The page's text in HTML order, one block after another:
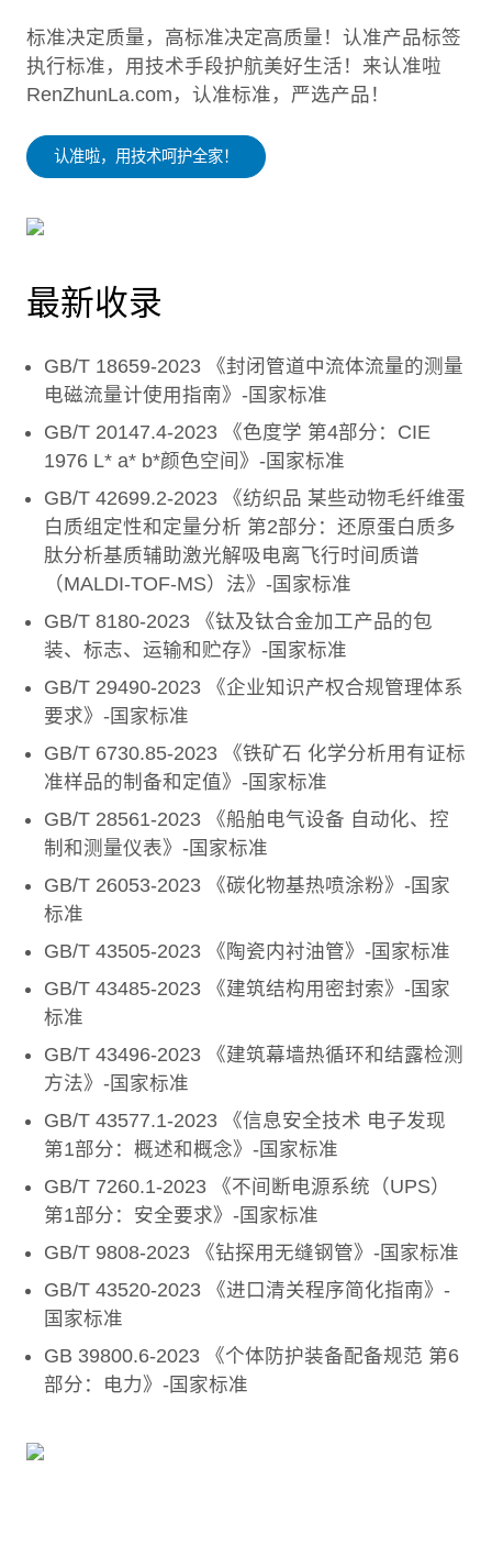
标准决定质量，高标准决定高质量！认准产品标签
执行标准，用技术手段护航美好生活！来认准啦
RenZhunLa.com，认准标准，严选产品！
认准啦，用技术呵护全家！
最新收录
GB/T 18659-2023 《封闭管道中流体流量的测量
电磁流量计使用指南》-国家标准
GB/T 20147.4-2023 《色度学 第4部分：CIE
1976 L* a* b*颜色空间》-国家标准
GB/T 42699.2-2023 《纺织品 某些动物毛纤维蛋
白质组定性和定量分析 第2部分：还原蛋白质多
肽分析基质辅助激光解吸电离飞行时间质谱
（MALDI-TOF-MS）法》-国家标准
GB/T 8180-2023 《钛及钛合金加工产品的包
装、标志、运输和贮存》-国家标准
GB/T 29490-2023 《企业知识产权合规管理体系
要求》-国家标准
GB/T 6730.85-2023 《铁矿石 化学分析用有证标
准样品的制备和定值》-国家标准
GB/T 28561-2023 《船舶电气设备 自动化、控
制和测量仪表》-国家标准
GB/T 26053-2023 《碳化物基热喷涂粉》-国家
标准
GB/T 43505-2023 《陶瓷内衬油管》-国家标准
GB/T 43485-2023 《建筑结构用密封索》-国家
标准
GB/T 43496-2023 《建筑幕墙热循环和结露检测
方法》-国家标准
GB/T 43577.1-2023 《信息安全技术 电子发现
第1部分：概述和概念》-国家标准
GB/T 7260.1-2023 《不间断电源系统（UPS）
第1部分：安全要求》-国家标准
GB/T 9808-2023 《钻探用无缝钢管》-国家标准
GB/T 43520-2023 《进口清关程序简化指南》-
国家标准
GB 39800.6-2023 《个体防护装备配备规范 第6
部分：电力》-国家标准